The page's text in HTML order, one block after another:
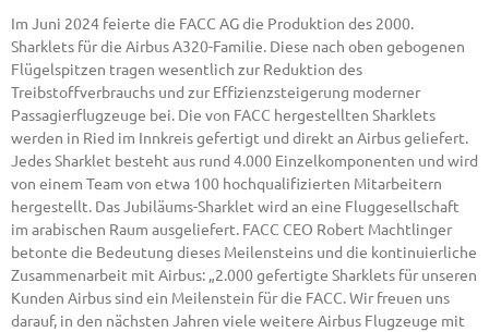
Im Juni 2024 feierte die FACC AG die Produktion des 2000.
Sharklets für die Airbus A320-Familie. Diese nach oben gebogenen
Flügelspitzen tragen wesentlich zur Reduktion des
Treibstoffverbrauchs und zur Effizienzsteigerung moderner
Passagierflugzeuge bei. Die von FACC hergestellten Sharklets
werden in Ried im Innkreis gefertigt und direkt an Airbus geliefert.
Jedes Sharklet besteht aus rund 4.000 Einzelkomponenten und wird
von einem Team von etwa 100 hochqualifizierten Mitarbeitern
hergestellt. Das Jubiläums-Sharklet wird an eine Fluggesellschaft
im arabischen Raum ausgeliefert. FACC CEO Robert Machtlinger
betonte die Bedeutung dieses Meilensteins und die kontinuierliche
Zusammenarbeit mit Airbus: „2.000 gefertigte Sharklets für unseren
Kunden Airbus sind ein Meilenstein für die FACC. Wir freuen uns
darauf, in den nächsten Jahren viele weitere Airbus Flugzeuge mit